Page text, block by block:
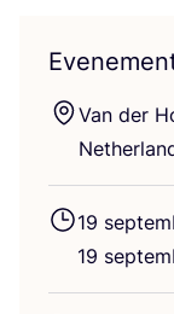
Van der
19
19